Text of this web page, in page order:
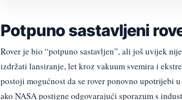
Potpuno sastavljeni
Rover je bio “potpuno sastavljen”, ali još uvijek
izdržati lansiranje, let kroz vakuum svemira i
postoji mogućnost da se rover ponovno
ako NASA postigne odgovarajući sporazum s